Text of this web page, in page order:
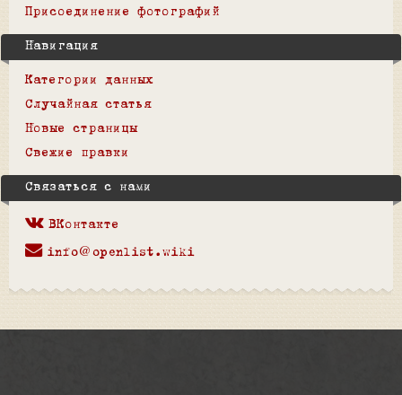
Присоединение фотографий
Навигация
Категории данных
Случайная статья
Новые страницы
Свежие правки
Связаться с нами
ВКонтакте
info@openlist.wiki